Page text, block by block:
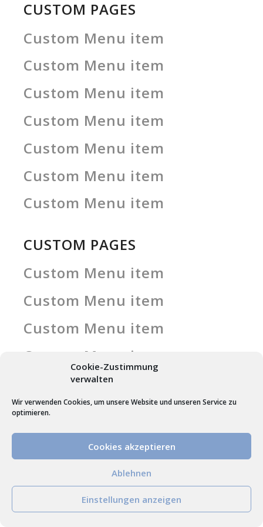
Cookie-Zustimmung
verwalten
Wir verwenden Cookies, um unsere Website und unseren Service zu
optimieren.
Cookies akzeptieren
Ablehnen
Einstellungen anzeigen
CUSTOM PAGES
Custom Menu item
Custom Menu item
Custom Menu item
Custom Menu item
Custom Menu item
Custom Menu item
Custom Menu item
CUSTOM PAGES
Custom Menu item
Custom Menu item
Custom Menu item
Custom Menu item
Custom Menu item
Custom Menu item
Custom Menu item
50% OFF FOR
New collection
We are here
Our new arrivals